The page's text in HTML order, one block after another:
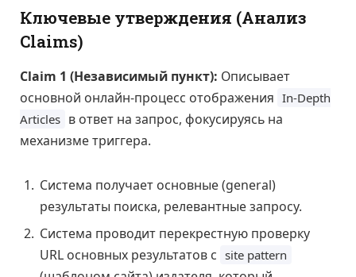
Ключевые утверждения (Анализ
Claims)
Claim 1 (Независимый пункт): Описывает
основной онлайн-процесс отображения In-Depth
Articles в ответ на запрос, фокусируясь на
механизме триггера.
Система получает основные (general)
результаты поиска, релевантные запросу.
Система проводит перекрестную проверку
URL основных результатов с site pattern